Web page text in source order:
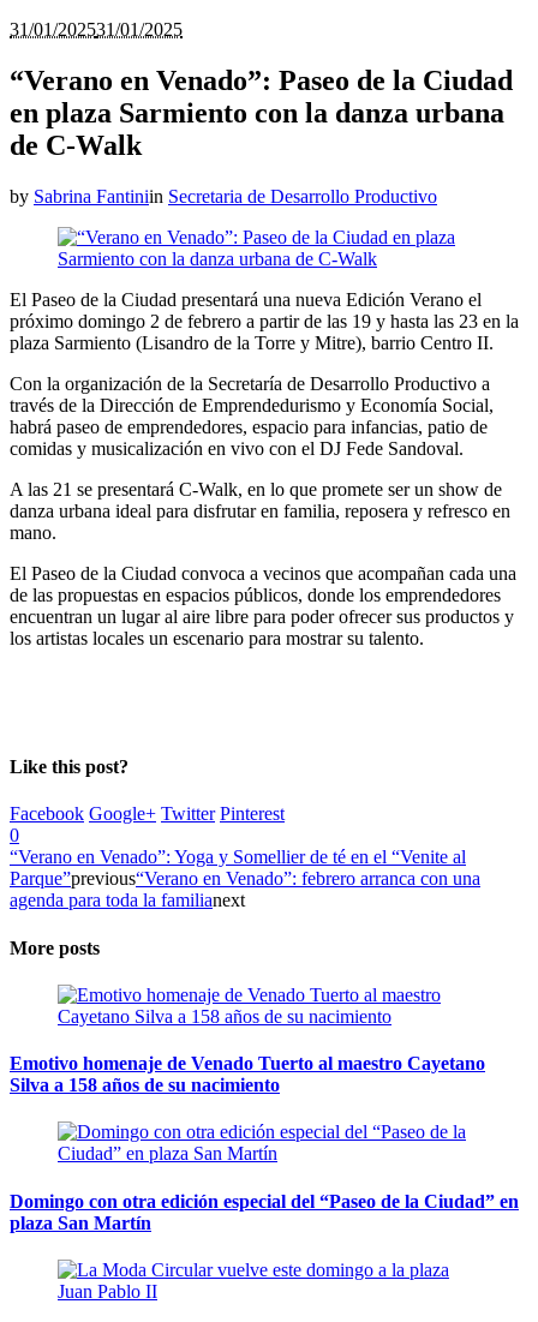
31/01/202531/01/2025
“Verano en Venado”: Paseo de la Ciudad
en plaza Sarmiento con la danza urbana
de C-Walk
by Sabrina Fantiniin Secretaria de Desarrollo Productivo
El Paseo de la Ciudad presentará una nueva Edición Verano el
próximo domingo 2 de febrero a partir de las 19 y hasta las 23 en la
plaza Sarmiento (Lisandro de la Torre y Mitre), barrio Centro II.
Con la organización de la Secretaría de Desarrollo Productivo a
través de la Dirección de Emprendedurismo y Economía Social,
habrá paseo de emprendedores, espacio para infancias, patio de
comidas y musicalización en vivo con el DJ Fede Sandoval.
A las 21 se presentará C-Walk, en lo que promete ser un show de
danza urbana ideal para disfrutar en familia, reposera y refresco en
mano.
El Paseo de la Ciudad convoca a vecinos que acompañan cada una
de las propuestas en espacios públicos, donde los emprendedores
encuentran un lugar al aire libre para poder ofrecer sus productos y
los artistas locales un escenario para mostrar su talento.
Like this post?
Facebook Google+ Twitter Pinterest
0
“Verano en Venado”: Yoga y Somellier de té en el “Venite al
Parque”previous“Verano en Venado”: febrero arranca con una
agenda para toda la familianext
More posts
Emotivo homenaje de Venado Tuerto al maestro Cayetano
Silva a 158 años de su nacimiento
Domingo con otra edición especial del “Paseo de la Ciudad” en
plaza San Martín